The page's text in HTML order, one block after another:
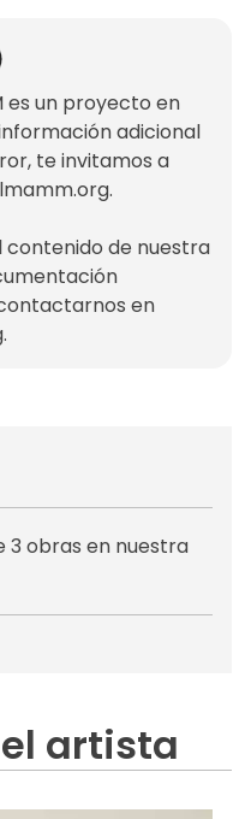
es un proyecto en
adicional
te invitamos a
.
contenido de nuestra
en
.
3 obras en nuestra
artista